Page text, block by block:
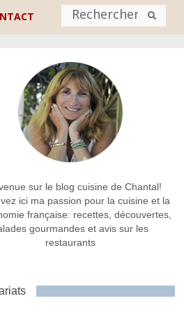
Nom
*
sur le blog cuisine de Chantal!
ici ma passion pour la cuisine et la
française: recettes, découvertes,
gourmandes et avis sur les
restaurants